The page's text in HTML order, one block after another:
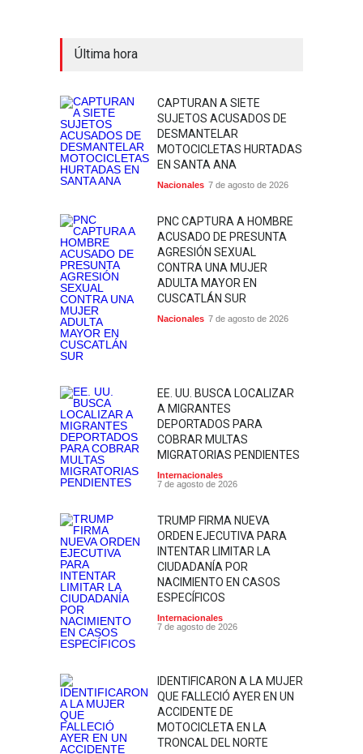
Última hora
CAPTURAN A SIETE
SUJETOS ACUSADOS DE
DESMANTELAR
MOTOCICLETAS HURTADAS
EN SANTA ANA
Nacionales 7 de agosto de 2026
PNC CAPTURA A HOMBRE
ACUSADO DE PRESUNTA
AGRESIÓN SEXUAL
CONTRA UNA MUJER
ADULTA MAYOR EN
CUSCATLÁN SUR
Nacionales 7 de agosto de 2026
EE. UU. BUSCA LOCALIZAR
A MIGRANTES
DEPORTADOS PARA
COBRAR MULTAS
MIGRATORIAS PENDIENTES
Internacionales
7 de agosto de 2026
TRUMP FIRMA NUEVA
ORDEN EJECUTIVA PARA
INTENTAR LIMITAR LA
CIUDADANÍA POR
NACIMIENTO EN CASOS
ESPECÍFICOS
Internacionales
7 de agosto de 2026
IDENTIFICARON A LA MUJER
QUE FALLECIÓ AYER EN UN
ACCIDENTE DE
MOTOCICLETA EN LA
TRONCAL DEL NORTE